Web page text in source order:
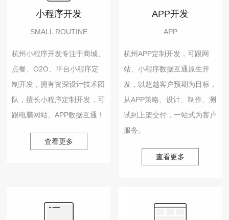
小程序开发
SMALL ROUTINE
杭州小程序开发专注于商城、
点餐、O2O、平台小程序定
制开发，拥有资深设计技术团
队，擅长小程序定制开发，可
跟电脑网站、APP数据互通！
查看更多
APP开发
APP
杭州APP定制开发，可跟网
站、小程序数据互通原生开
发，以超越客户预期为目标，
从APP策略、设计、制作、测
试到上架交付，一站式为客户
服务。
查看更多